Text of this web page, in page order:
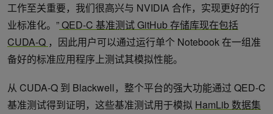
工作至关重要，我们很高兴与 NVIDIA 合作，实现更好的行
业标准化。”QED-C 基准测试 GitHub 存储库现在包括
CUDA-Q ，因此用户可以通过运行单个 Notebook 在一组准
备好的标准应用程序上测试其模拟性能。
从 CUDA-Q 到 Blackwell，整个平台的强大功能通过 QED-C
基准测试得到证明，这些基准测试用于模拟 HamLib 数据集